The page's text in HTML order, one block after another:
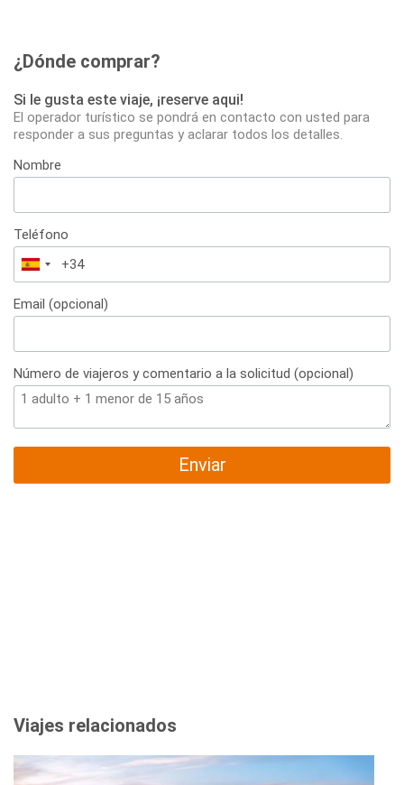
¿Dónde comprar?
Si le gusta este viaje, ¡reserve aqui!
El operador turístico se pondrá en contacto con usted para
responder a sus preguntas y aclarar todos los detalles.
Nombre
Teléfono
España
+34
Email (opcional)
Número de viajeros y comentario a la solicitud (opcional)
Enviar
Viajes relacionados